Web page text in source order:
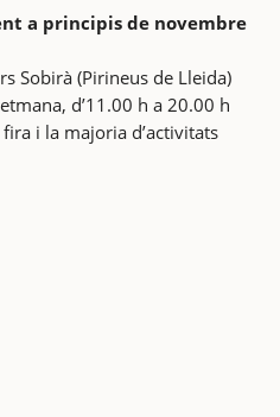
a principis de novembre
Sobirà (Pirineus de Lleida)
d’11.00 h a 20.00 h
i la majoria d’activitats